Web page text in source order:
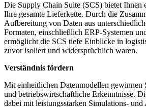
Die Supply Chain Suite (SCS) bietet Ihnen
Ihre gesamte Lieferkette. Durch die
Aufbereitung von Daten aus
Formaten, einschließlich ERP-Systemen
ermöglicht die SCS tiefe Einblicke in
zuvor isoliert und widersprüchlich waren.
Verständnis fördern
Mit einheitlichen Datenmodellen gewinnen
und betriebswirtschaftliche Erkenntnisse.
dabei mit leistungsstarken Simulations-